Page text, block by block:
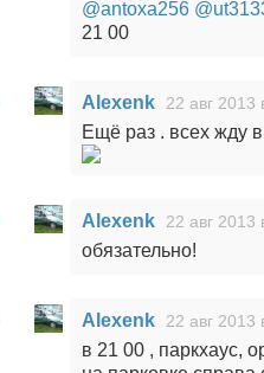
@antoxa256
21 00
Alexenk 22 авг 2013
Ещё раз . всех жду
Alexenk 22 авг 2013
обязательно!
Alexenk 22 авг 2013
в 21 00 , паркхаус,